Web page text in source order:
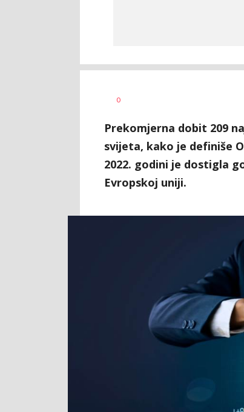
AUTOR
0
Prekomjerna dobit 209
svijeta, kako je definiše
2022. godini je dostigla
Evropskoj uniji.